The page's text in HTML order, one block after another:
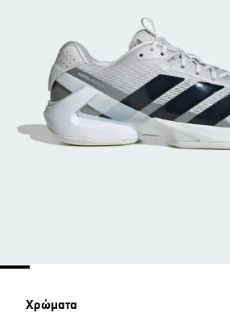
Χρώματα